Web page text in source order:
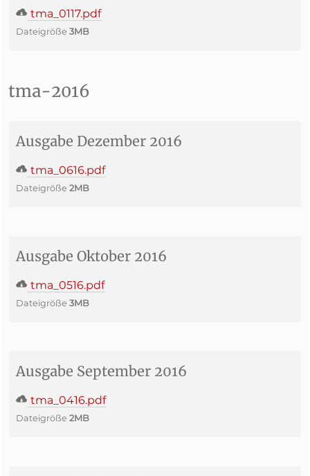
tma_0117.pdf
Dateigröße 3MB
tma-2016
Ausgabe Dezember 2016
tma_0616.pdf
Dateigröße 2MB
Ausgabe Oktober 2016
tma_0516.pdf
Dateigröße 3MB
Ausgabe September 2016
tma_0416.pdf
Dateigröße 2MB